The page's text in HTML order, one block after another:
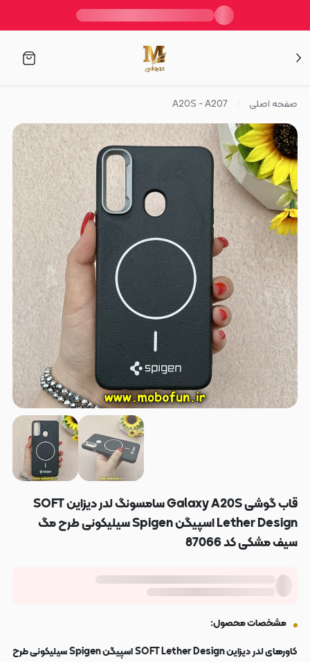
صفحه اصلی A20S - A207
قاب گوشی Galaxy A20S سامسونگ لدر دیزاین SOFT
Lether Design اسپیگن Spigen سیلیکونی طرح مگ
سیف مشکی کد 87066
مشخصات محصول:
کاورهای لدر دیزاین SOFT Lether Design اسپیگن Spigen سیلیکونی طرح